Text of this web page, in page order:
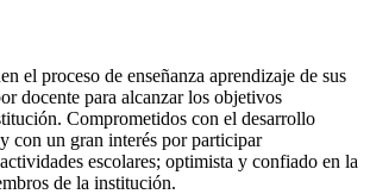
el proceso de enseñanza aprendizaje de sus
docente para alcanzar los objetivos
Comprometidos con el desarrollo
con un gran interés por participar
escolares; optimista y confiado en la
de la institución.